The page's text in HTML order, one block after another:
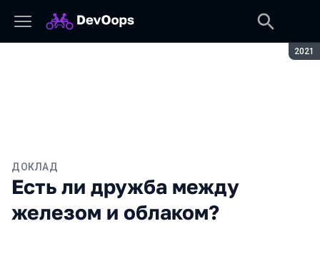
2021
ДОКЛАД
Есть ли дружба между
железом и облаком?